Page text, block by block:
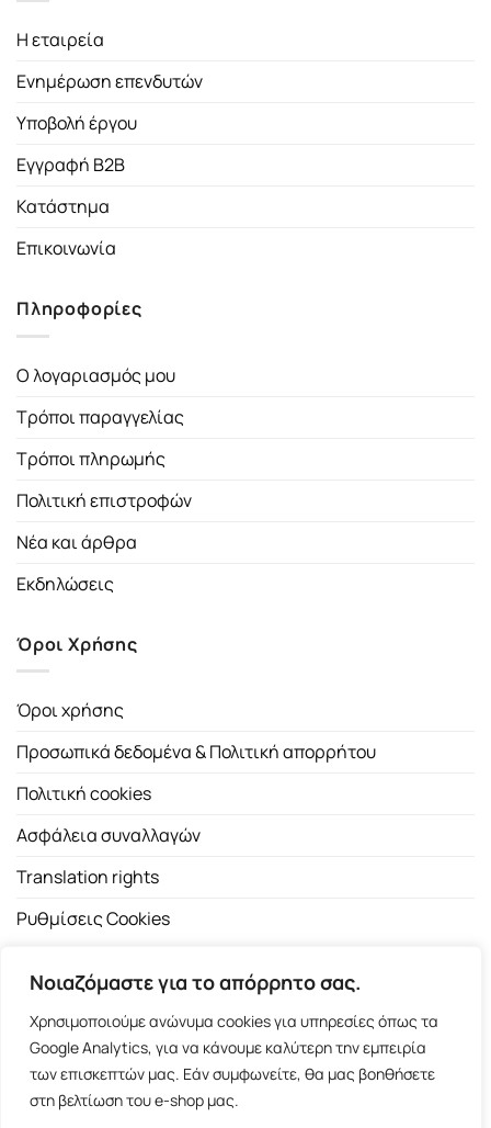
Νοιαζόμαστε για το απόρρητο σας.
Χρησιμοποιούμε ανώνυμα cookies για υπηρεσίες όπως τα
Google Analytics, για να κάνουμε καλύτερη την εμπειρία
των επισκεπτών μας. Εάν συμφωνείτε, θα μας βοηθήσετε
στη βελτίωση του e-shop μας.
Η εταιρεία
Ενημέρωση επενδυτών
Υποβολή έργου
Εγγραφή B2B
Κατάστημα
Επικοινωνία
Πληροφορίες
Ο λογαριασμός μου
Τρόποι παραγγελίας
Τρόποι πληρωμής
Πολιτική επιστροφών
Νέα και άρθρα
Εκδηλώσεις
Όροι Χρήσης
Όροι χρήσης
Προσωπικά δεδομένα & Πολιτική απορρήτου
Πολιτική cookies
Ασφάλεια συναλλαγών
Translation rights
Ρυθμίσεις Cookies
Copyright 2026 ©Εκδοτικός Οίκος Α.Α. Λιβάνη| All rights
reserved.